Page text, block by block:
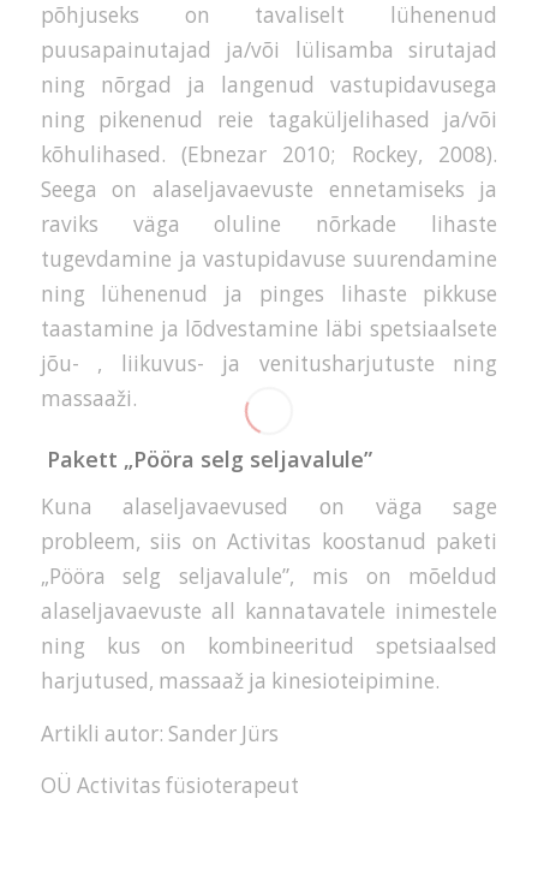
põhjuseks on tavaliselt lühenenud
puusapainutajad ja/või lülisamba sirutajad
ning nõrgad ja langenud vastupidavusega
ning pikenenud reie tagaküljelihased ja/või
kõhulihased. (Ebnezar 2010; Rockey, 2008).
Seega on alaseljavaevuste ennetamiseks ja
raviks väga oluline nõrkade lihaste
tugevdamine ja vastupidavuse suurendamine
ning lühenenud ja pinges lihaste pikkuse
taastamine ja lõdvestamine läbi spetsiaalsete
jõu- , liikuvus- ja venitusharjutuste ning
massaaži.
Pakett „Pööra selg seljavalule”
Kuna alaseljavaevused on väga sage
probleem, siis on Activitas koostanud paketi
„Pööra selg seljavalule”, mis on mõeldud
alaseljavaevuste all kannatavatele inimestele
ning kus on kombineeritud spetsiaalsed
harjutused, massaaž ja kinesioteipimine.
Artikli autor: Sander Jürs
OÜ Activitas füsioterapeut